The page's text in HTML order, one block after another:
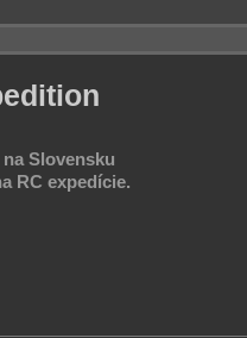
Slovensku
RC expedície.